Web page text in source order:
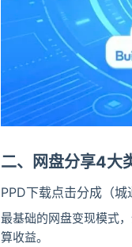
二、网盘分享4大
PPD下载点击分成（城
最基础的网盘变现模式
算收益。